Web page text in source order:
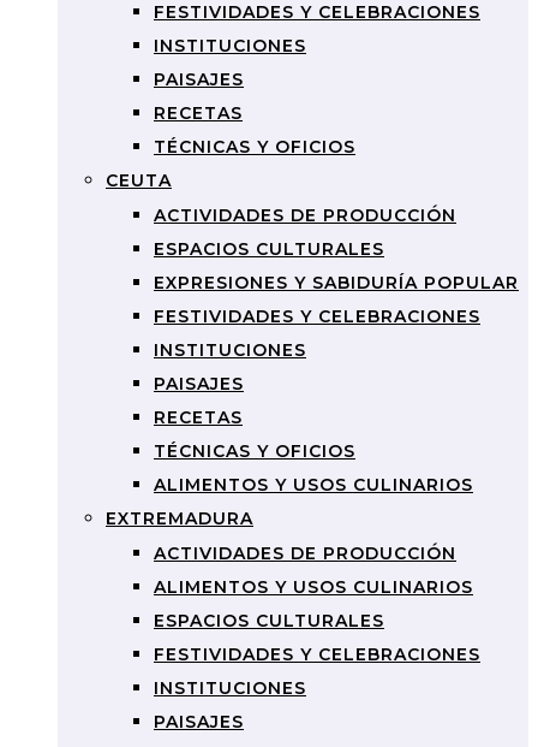
FESTIVIDADES Y CELEBRACIONES
INSTITUCIONES
PAISAJES
RECETAS
TÉCNICAS Y OFICIOS
CEUTA
ACTIVIDADES DE PRODUCCIÓN
ESPACIOS CULTURALES
EXPRESIONES Y SABIDURÍA POPULAR
FESTIVIDADES Y CELEBRACIONES
INSTITUCIONES
PAISAJES
RECETAS
TÉCNICAS Y OFICIOS
ALIMENTOS Y USOS CULINARIOS
EXTREMADURA
ACTIVIDADES DE PRODUCCIÓN
ALIMENTOS Y USOS CULINARIOS
ESPACIOS CULTURALES
FESTIVIDADES Y CELEBRACIONES
INSTITUCIONES
PAISAJES